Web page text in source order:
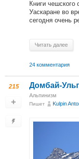
Книги
Уаскаране во
сегодня очень
Читать далее
24 комментария
215 Домбай-
Альпинизм
Пишет Kulpin